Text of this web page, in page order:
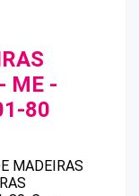
ME -
80
MADEIRAS